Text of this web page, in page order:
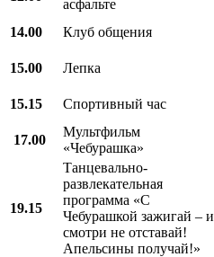
асфальте
14.00 Клуб общения
15.00
Лепка
15.15
Спортивный час
17.00
Мультфильм
«Чебурашка»
19.15
Танцевально-
развлекательная
программа «С
Чебурашкой зажигай – и
смотри не отставай!
Апельсины получай!»